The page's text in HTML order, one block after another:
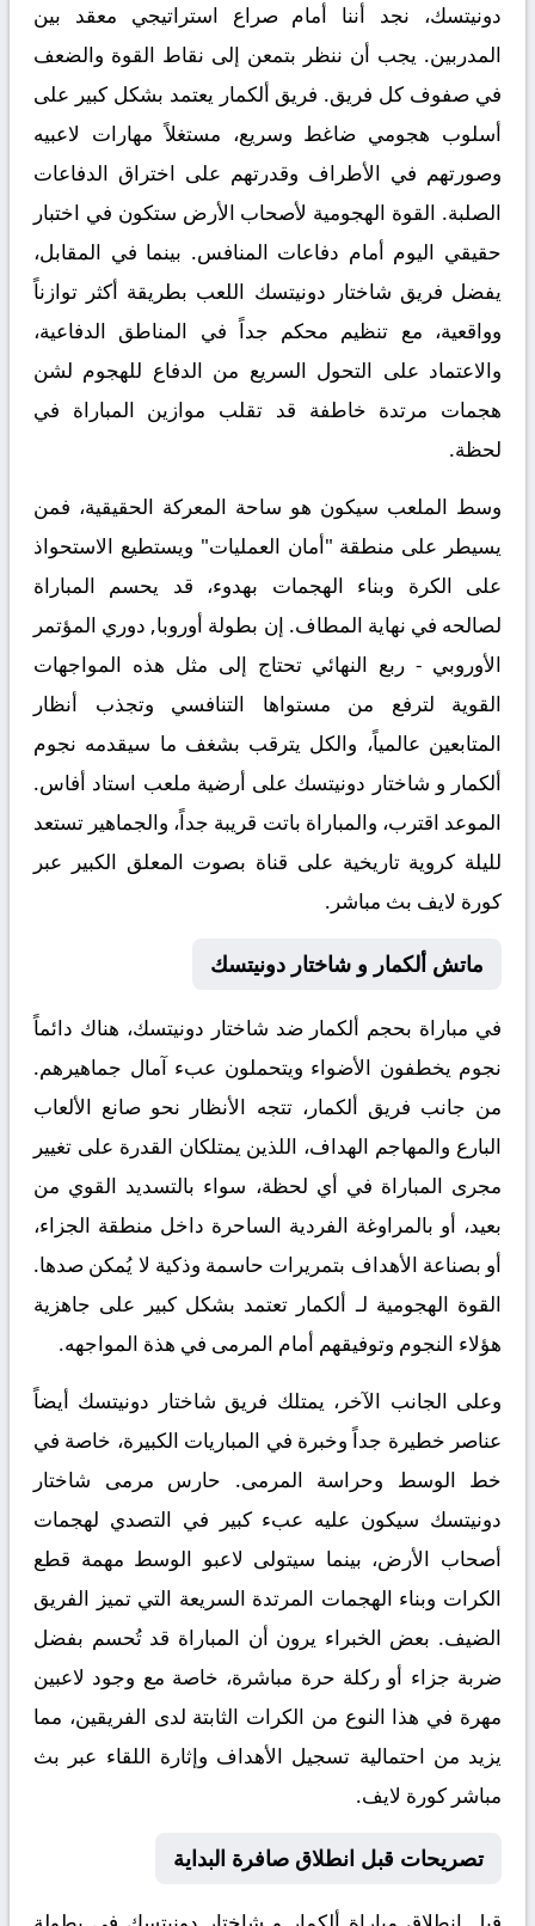
دونيتسك، نجد أننا أمام صراع استراتيجي معقد بين
المدربين. يجب أن ننظر بتمعن إلى نقاط القوة والضعف
في صفوف كل فريق. فريق ألكمار يعتمد بشكل كبير على
أسلوب هجومي ضاغط وسريع، مستغلاً مهارات لاعبيه
وصورتهم في الأطراف وقدرتهم على اختراق الدفاعات
الصلبة. القوة الهجومية لأصحاب الأرض ستكون في اختبار
حقيقي اليوم أمام دفاعات المنافس. بينما في المقابل،
يفضل فريق شاختار دونيتسك اللعب بطريقة أكثر توازناً
وواقعية، مع تنظيم محكم جداً في المناطق الدفاعية،
والاعتماد على التحول السريع من الدفاع للهجوم لشن
هجمات مرتدة خاطفة قد تقلب موازين المباراة في
لحظة.
وسط الملعب سيكون هو ساحة المعركة الحقيقية، فمن
يسيطر على منطقة "أمان العمليات" ويستطيع الاستحواذ
على الكرة وبناء الهجمات بهدوء، قد يحسم المباراة
لصالحه في نهاية المطاف. إن بطولة أوروبا, دوري المؤتمر
الأوروبي - ربع النهائي تحتاج إلى مثل هذه المواجهات
القوية لترفع من مستواها التنافسي وتجذب أنظار
المتابعين عالمياً، والكل يترقب بشغف ما سيقدمه نجوم
ألكمار و شاختار دونيتسك على أرضية ملعب استاد أفاس.
الموعد اقترب، والمباراة باتت قريبة جداً، والجماهير تستعد
لليلة كروية تاريخية على قناة بصوت المعلق الكبير عبر
كورة لايف بث مباشر .
ماتش ألكمار و شاختار دونيتسك
في مباراة بحجم ألكمار ضد شاختار دونيتسك، هناك دائماً
نجوم يخطفون الأضواء ويتحملون عبء آمال جماهيرهم.
من جانب فريق ألكمار، تتجه الأنظار نحو صانع الألعاب
البارع والمهاجم الهداف، اللذين يمتلكان القدرة على تغيير
مجرى المباراة في أي لحظة، سواء بالتسديد القوي من
بعيد، أو بالمراوغة الفردية الساحرة داخل منطقة الجزاء،
أو بصناعة الأهداف بتمريرات حاسمة وذكية لا يُمكن صدها.
القوة الهجومية لـ ألكمار تعتمد بشكل كبير على جاهزية
هؤلاء النجوم وتوفيقهم أمام المرمى في هذة المواجهه.
وعلى الجانب الآخر، يمتلك فريق شاختار دونيتسك أيضاً
عناصر خطيرة جداً وخبرة في المباريات الكبيرة، خاصة في
خط الوسط وحراسة المرمى. حارس مرمى شاختار
دونيتسك سيكون عليه عبء كبير في التصدي لهجمات
أصحاب الأرض، بينما سيتولى لاعبو الوسط مهمة قطع
الكرات وبناء الهجمات المرتدة السريعة التي تميز الفريق
الضيف. بعض الخبراء يرون أن المباراة قد تُحسم بفضل
ضربة جزاء أو ركلة حرة مباشرة، خاصة مع وجود لاعبين
مهرة في هذا النوع من الكرات الثابتة لدى الفريقين، مما
يزيد من احتمالية تسجيل الأهداف وإثارة اللقاء عبر بث
مباشر كورة لايف.
تصريحات قبل انطلاق صافرة البداية